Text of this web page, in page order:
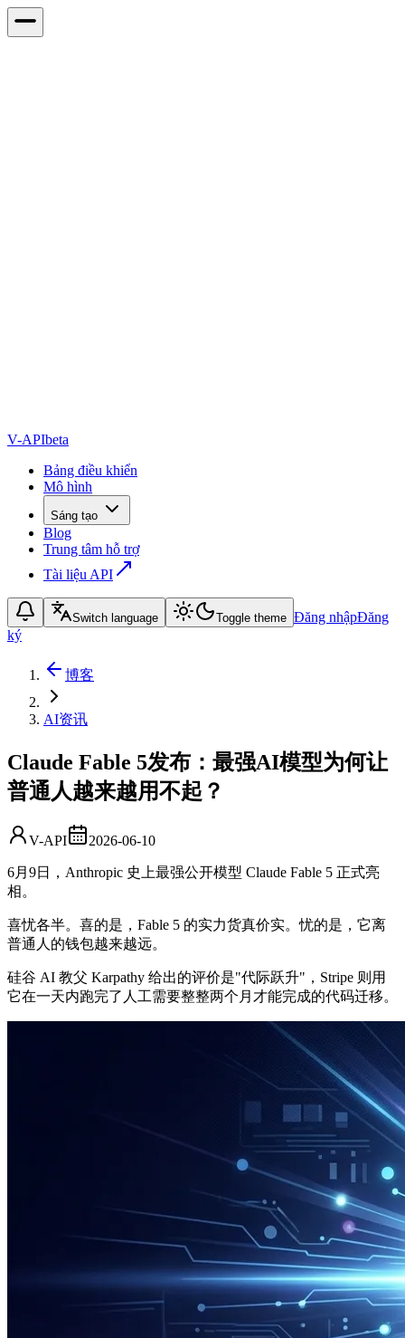
V-APIbeta
Bảng điều khiển
Mô hình
Sáng tạo
Blog
Trung tâm hỗ trợ
Tài liệu API
Switch language Toggle theme Đăng nhậpĐăng
ký
博客
AI资讯
Claude Fable 5发布：最强AI模型为何让
普通人越来越用不起？
V-API 2026-06-10
6月9日，Anthropic 史上最强公开模型 Claude Fable 5 正式亮
相。
喜忧各半。喜的是，Fable 5 的实力货真价实。忧的是，它离
普通人的钱包越来越远。
硅谷 AI 教父 Karpathy 给出的评价是"代际跃升"，Stripe 则用
它在一天内跑完了人工需要整整两个月才能完成的代码迁移。